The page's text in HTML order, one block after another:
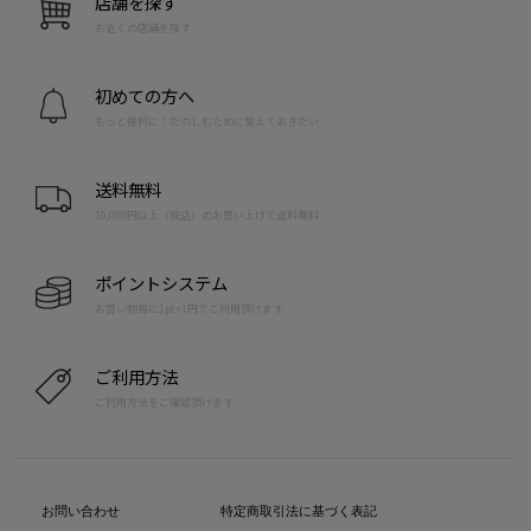
お近くの店舗を探す
初めての方へ
もっと便利に！たのしむために覚えておきたい
送料無料
10,000円以上（税込）のお買い上げで送料無料
ポイントシステム
お買い物毎に1pt=1円でご利用頂けます
ご利用方法
ご利用方法をご確認頂けます
お問い合わせ 特定商取引法に基づく表記